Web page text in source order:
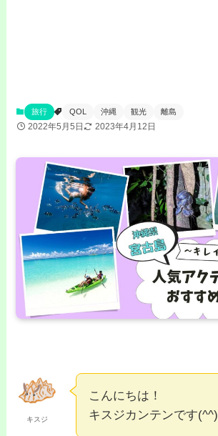
旅行 QOL 沖縄 観光 離島
2022年5月5日 2023年4月12日
キスジ
こんにちは！
キスジカンテンです(^^)